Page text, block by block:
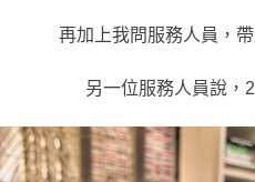
再加上我問服務人員，
另一位服務人員說，